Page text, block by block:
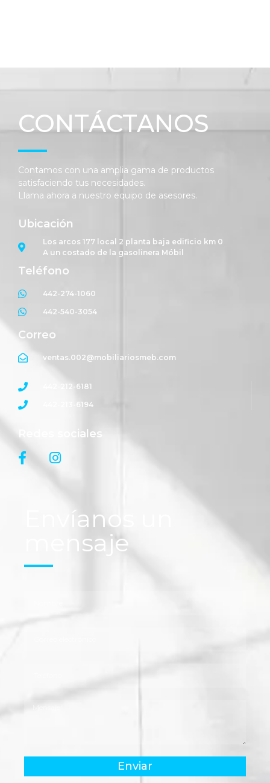
CONTÁCTANOS
Contamos con una amplia gama de productos
satisfaciendo tus necesidades.
Llama ahora a nuestro equipo de asesores.
Ubicación
Los arcos 177 local 2 planta baja edificio km 0
A un costado de la gasolinera Móbil
Teléfono
442-274-1060
442-540-3054
Correo
ventas.002@mobiliariosmeb.com
442-212-6181
442-213-6194
Redes sociales
Envíanos un
mensaje
Enviar